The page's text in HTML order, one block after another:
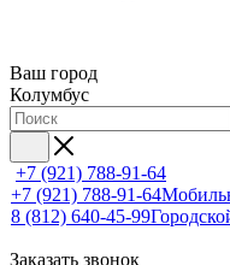
Ваш город
Колумбус
+7 (921) 788-91-64
+7 (921) 788-91-64
8 (812) 640-45-99
Заказать звонок